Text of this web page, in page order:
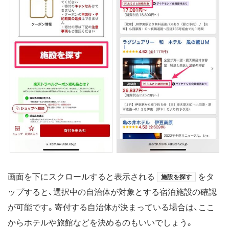
画面を下にスクロールすると表示される 施設を探す
をタ
ップすると、選択中の自治体が対象とする宿泊施設の確認
が可能です。寄付する自治体が決まっている場合は、ここ
からホテルや旅館などを決めるのもいいでしょう。